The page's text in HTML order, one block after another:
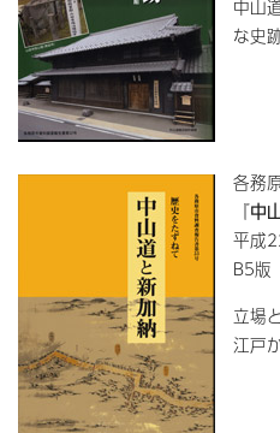
中山
な史
各務
『中
平成
B5
立場
江戸